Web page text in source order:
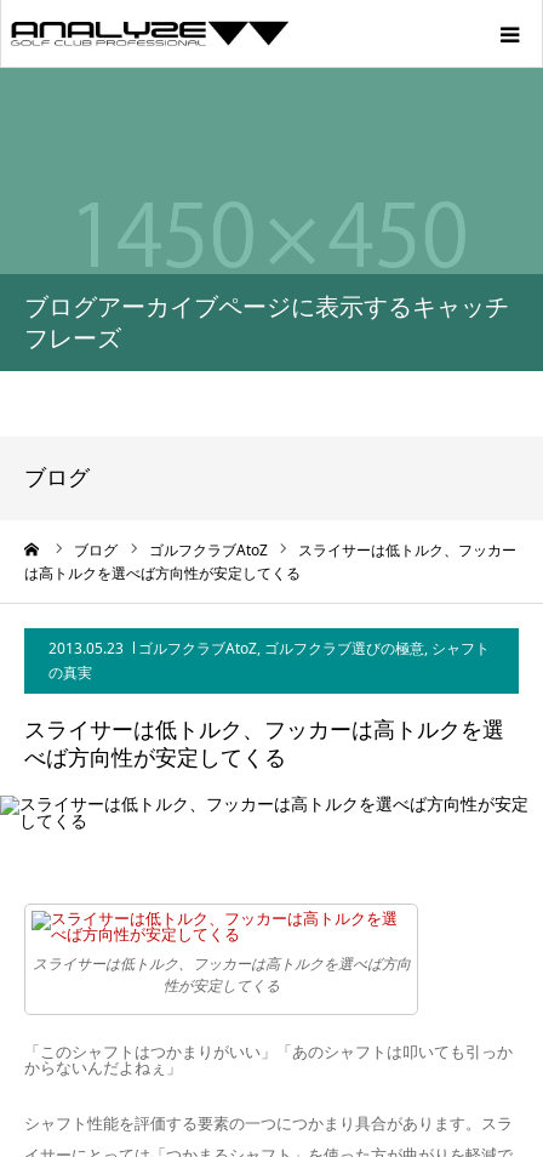
ブログアーカイブページに表示するキャッチ
フレーズ
ブログ
ブログ ゴルフクラブAtoZ
スライサーは低トルク、フッカー
は高トルクを選べば方向性が安定してくる
2013.05.23 ゴルフクラブAtoZ, ゴルフクラブ選びの極意, シャフト
の真実
スライサーは低トルク、フッカーは高トルクを選
べば方向性が安定してくる
スライサーは低トルク、フッカーは高トルクを選べば方向
性が安定してくる
「このシャフトはつかまりがいい」「あのシャフトは叩いても引っか
からないんだよねぇ」
シャフト性能を評価する要素の一つにつかまり具合があります。スラ
Youtube
Profile